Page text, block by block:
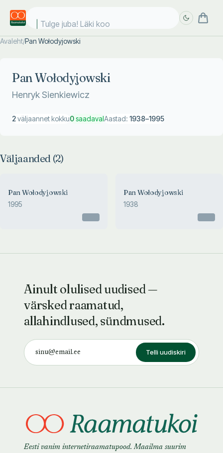
Tulge juba! Läki kool
Avaleht/Pan Wołodyjowski
Pan Wołodyjowski
Henryk Sienkiewicz
2väljaannet kokku0saadavalAastad: 1938–1995
Väljaanded (2)
Pan Wołodyjowski
1995
Pan Wołodyjowski
1938
Ainult olulised uudised —
värsked raamatud,
allahindlused, sündmused.
Telli uudiskiri
Eesti vanim internetiraamatupood. Maailma suurim